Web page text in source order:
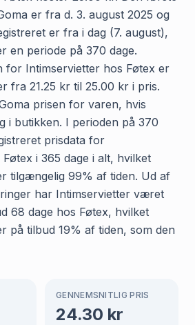
er fra d. 3. august 2025 og
er fra i dag (7. august),
en periode på 370 dage.
for Intimservietter hos Føtex er
fra 21.25 kr til 25.00 kr i pris.
prisen for varen, hvis
i butikken. I perioden på 370
prisdata for
i 365 dage i alt, hvilket
tilgængelig 99% af tiden. Ud af
har Intimservietter været
68 dage hos Føtex, hvilket
på tilbud 19% af tiden, som den
GENNEMSNITLIG PRIS
24.30 kr